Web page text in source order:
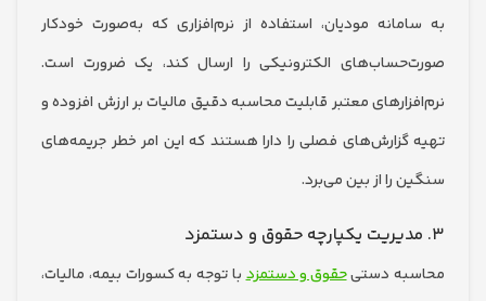
مودیان، استفاده از نرم‌افزاری که به‌صورت خودکار
الکترونیکی را ارسال کند، یک ضرورت است.
معتبر قابلیت محاسبه دقیق مالیات بر ارزش افزوده و
فصلی را دارا هستند که این امر خطر جریمه‌های
را از بین می‌برد.
دستیحقوق و دستمزدبا توجه به کسورات بیمه، مالیات،